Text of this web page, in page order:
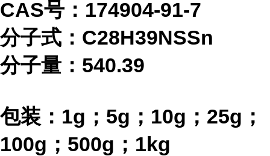
CAS号：174904-91-7
分子式： C28H39NSSn
分子量：540.39
包装： 1g；5g；10g；25g；
100g；500g；1kg